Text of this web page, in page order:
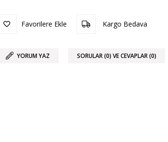
Favorilere Ekle Kargo Bedava
YORUM YAZ SORULAR (0) VE CEVAPLAR (0)